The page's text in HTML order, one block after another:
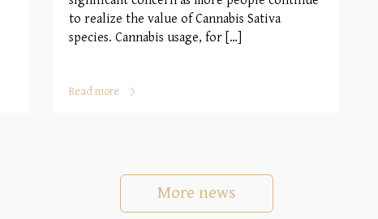
to realize the value of Cannabis Sativa
species. Cannabis usage, for […]
Read more
More news